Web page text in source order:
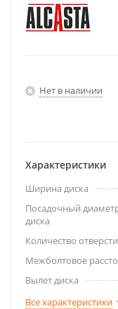
Нет в наличии
Характеристики
Ширина диска
Посадочный
диска
Количество
Межболтовое
Вылет диска
Все характеристики